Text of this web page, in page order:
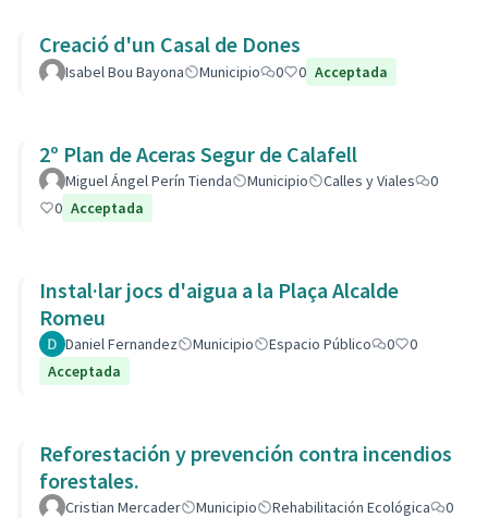
Creació d'un Casal de Dones
Isabel Bou Bayona Municipio 0 0 Acceptada
2º Plan de Aceras Segur de Calafell
Miguel Ángel Perín Tienda Municipio Calles y Viales
0
0 Acceptada
Instal·lar jocs d'aigua a la Plaça Alcalde
Romeu
Daniel Fernandez Municipio Espacio Público 0
0
Acceptada
Reforestación y prevención contra incendios
forestales.
Cristian Mercader Municipio Rehabilitación Ecológica
0